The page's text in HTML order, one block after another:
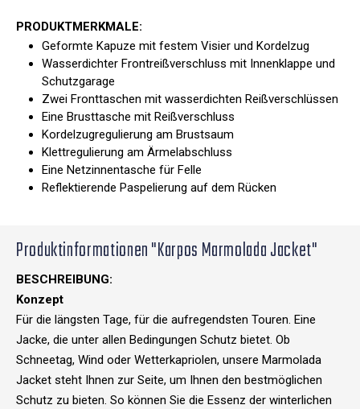
PRODUKTMERKMALE:
Geformte Kapuze mit festem Visier und Kordelzug
Wasserdichter Frontreißverschluss mit Innenklappe und
Schutzgarage
Zwei Fronttaschen mit wasserdichten Reißverschlüssen
Eine Brusttasche mit Reißverschluss
Kordelzugregulierung am Brustsaum
Klettregulierung am Ärmelabschluss
Eine Netzinnentasche für Felle
Reflektierende Paspelierung auf dem Rücken
Produktinformationen "Karpos Marmolada Jacket"
BESCHREIBUNG:
Konzept
Für die längsten Tage, für die aufregendsten Touren. Eine
Jacke, die unter allen Bedingungen Schutz bietet. Ob
Schneetag, Wind oder Wetterkapriolen, unsere Marmolada
Jacket steht Ihnen zur Seite, um Ihnen den bestmöglichen
Schutz zu bieten. So können Sie die Essenz der winterlichen